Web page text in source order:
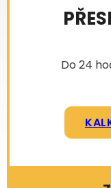
Do 24